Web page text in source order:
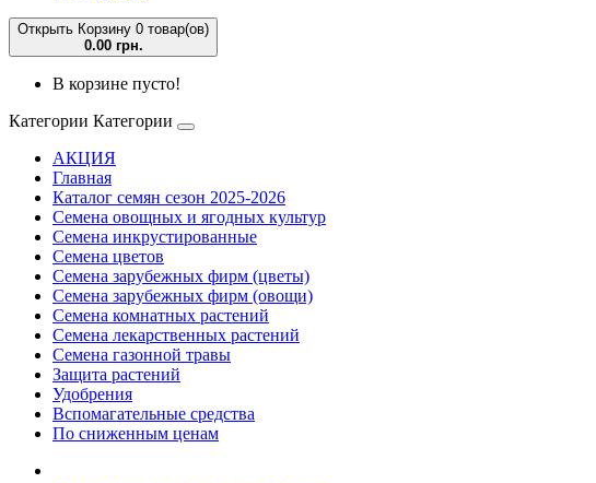
Открыть Корзину 0 товар(ов)
0.00 грн.
В корзине пусто!
Категории Категории
АКЦИЯ
Главная
Каталог семян сезон 2025-2026
Семена овощных и ягодных культур
Семена инкрустированные
Семена цветов
Семена зарубежных фирм (цветы)
Семена зарубежных фирм (овощи)
Семена комнатных растений
Семена лекарственных растений
Семена газонной травы
Защита растений
Удобрения
Вспомагательные средства
По сниженным ценам